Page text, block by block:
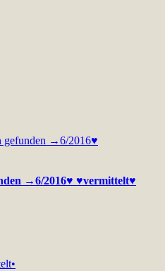
→6/2016♥ ♥vermittelt♥